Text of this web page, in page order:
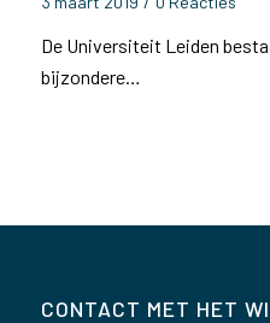
De Universiteit Leiden
bijzondere…
CONTACT MET HET